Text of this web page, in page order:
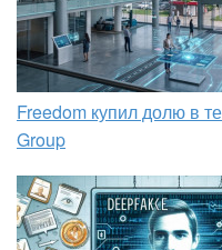
Freedom купил долю в
Group